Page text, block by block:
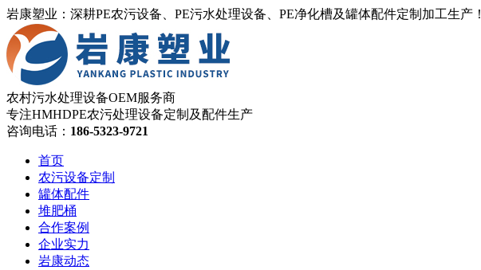
岩康塑业：深耕PE农污设备、PE污水处理设备、PE净化槽及罐体配件定制加工生产！
农村污水处理设备OEM服务商
专注HMHDPE农污处理设备定制及配件生产
咨询电话： 186-5323-9721
首页
农污设备定制
罐体配件
堆肥桶
合作案例
企业实力
岩康动态